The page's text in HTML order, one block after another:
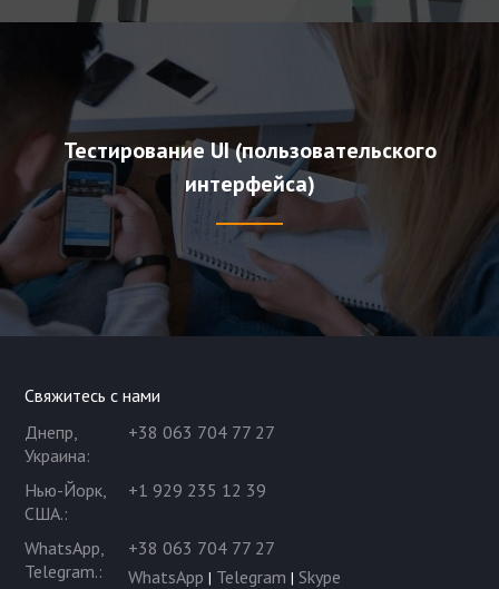
Тестирование UI (пользовательского
интерфейса)
Свяжитесь с нами
Днепр,
Украина:
+38 063 704 77 27
Нью-Йорк,
США.:
+1 929 235 12 39
WhatsApp,
Telegram.:
+38 063 704 77 27
WhatsApp | Telegram | Skype